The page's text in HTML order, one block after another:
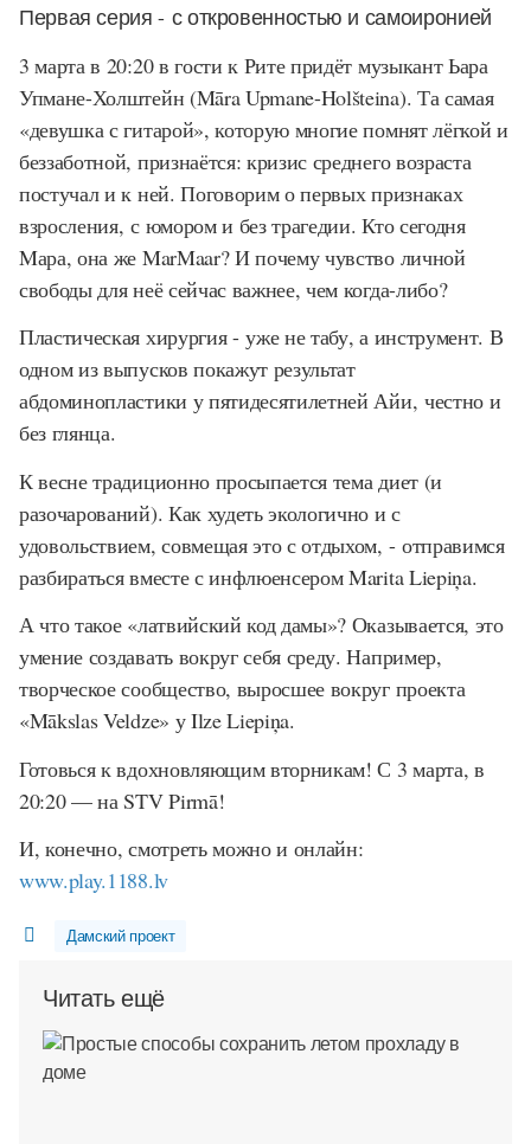
Первая серия - с откровенностью и самоиронией
3 марта в 20:20 в гости к Рите придёт музыкант Ьара
Упмане-Холштейн (Māra Upmane-Holšteina). Та самая
«девушка с гитарой», которую многие помнят лёгкой и
беззаботной, признаётся: кризис среднего возраста
постучал и к ней. Поговорим о первых признаках
взросления, с юмором и без трагедии. Кто сегодня
Mара, она же MarMaar? И почему чувство личной
свободы для неё сейчас важнее, чем когда-либо?
Пластическая хирургия - уже не табу, а инструмент. В
одном из выпусков покажут результат
абдоминопластики у пятидесятилетней Айи, честно и
без глянца.
К весне традиционно просыпается тема диет (и
разочарований). Как худеть экологично и с
удовольствием, совмещая это с отдыхом, - отправимся
разбираться вместе с инфлюенсером Marita Liepiņa.
А что такое «латвийский код дамы»? Оказывается, это
умение создавать вокруг себя среду. Например,
творческое сообщество, выросшее вокруг проекта
«Mākslas Veldze» у Ilze Liepiņa.
Готовься к вдохновляющим вторникам! С 3 марта, в
20:20 — на STV Pirmā!
И, конечно, смотреть можно и онлайн:
www.play.1188.lv
Дамский проект
Читать ещё